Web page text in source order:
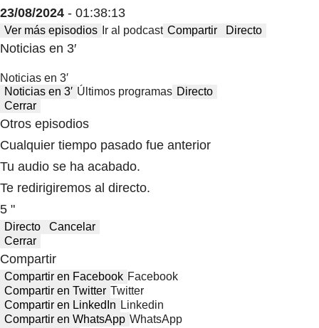
23/08/2024 - 01:38:13
Ver más episodios Ir al podcast Compartir Directo
Noticias en 3′
Noticias en 3′
Noticias en 3′ Últimos programas Directo
Cerrar
Otros episodios
Cualquier tiempo pasado fue anterior
Tu audio se ha acabado.
Te redirigiremos al directo.
5 "
Directo
Cancelar
Cerrar
Compartir
Compartir en Facebook Facebook
Compartir en Twitter Twitter
Compartir en LinkedIn Linkedin
Compartir en WhatsApp WhatsApp